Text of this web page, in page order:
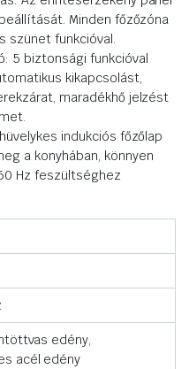
Minden főzőzóna
szünet funkcióval.
5 biztonsági funkcióval
kikapcsolást,
maradékhő jelzést
indukciós főzőlap
a konyhában, könnyen
Hz feszültséghez
edény,
acél edény